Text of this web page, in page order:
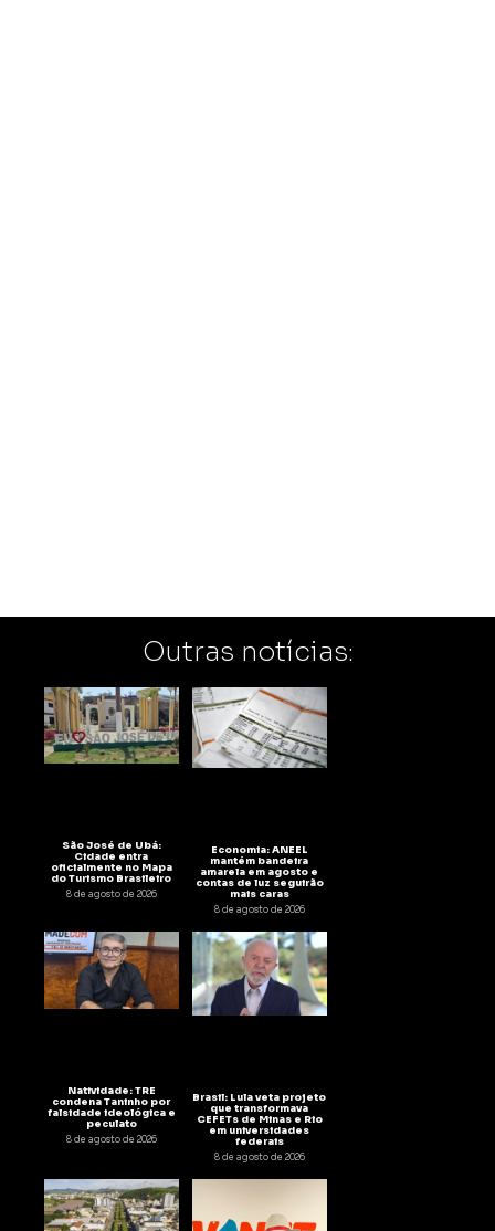
Outras notícias:
São José de Ubá:
Cidade entra
oficialmente no Mapa
do Turismo Brasileiro
8 de agosto de 2026
Economia: ANEEL
mantém bandeira
amarela em agosto e
contas de luz seguirão
mais caras
8 de agosto de 2026
Natividade: TRE
condena Taninho por
falsidade ideológica e
peculato
8 de agosto de 2026
Brasil: Lula veta projeto
que transformava
CEFETs de Minas e Rio
em universidades
federais
8 de agosto de 2026